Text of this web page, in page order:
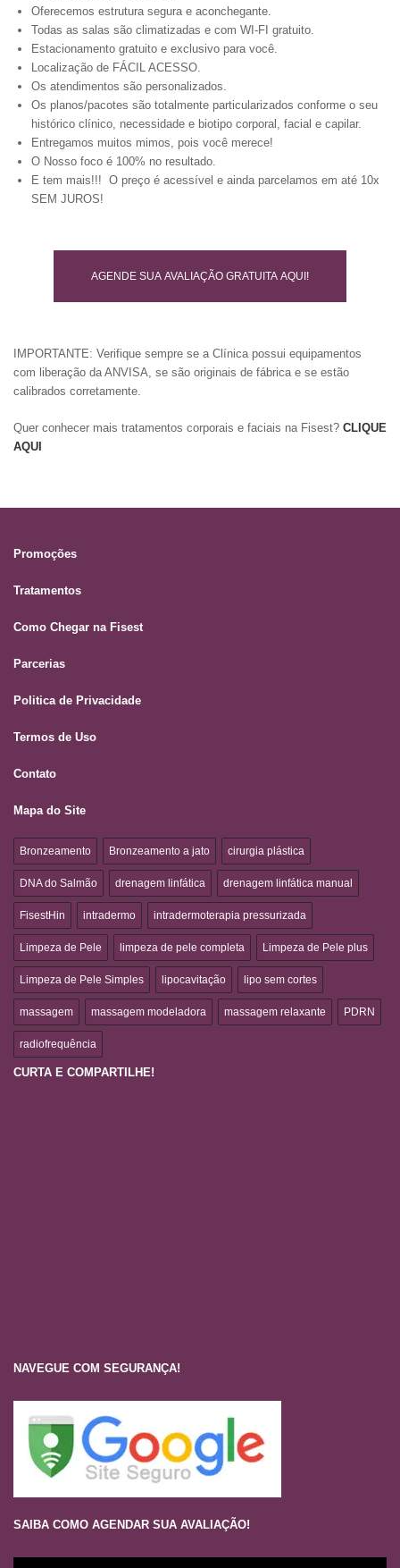
Oferecemos estrutura segura e aconchegante.
Todas as salas são climatizadas e com WI-FI gratuito.
Estacionamento gratuito e exclusivo para você.
Localização de FÁCIL ACESSO.
Os atendimentos são personalizados.
Os planos/pacotes são totalmente particularizados conforme o seu
histórico clínico, necessidade e biotipo corporal, facial e capilar.
Entregamos muitos mimos, pois você merece!
O Nosso foco é 100% no resultado.
E tem mais!!! O preço é acessível e ainda parcelamos em até 10x
SEM JUROS!
AGENDE SUA AVALIAÇÃO GRATUITA AQUI!
IMPORTANTE: Verifique sempre se a Clínica possui equipamentos
com liberação da ANVISA, se são originais de fábrica e se estão
calibrados corretamente.
Quer conhecer mais tratamentos corporais e faciais na Fisest? CLIQUE
AQUI
Promoções
Tratamentos
Como Chegar na Fisest
Parcerias
Politica de Privacidade
Termos de Uso
Contato
Mapa do Site
Bronzeamento Bronzeamento a jato cirurgia plástica
DNA do Salmão drenagem linfática drenagem linfática manual
FisestHin intradermo intradermoterapia pressurizada
Limpeza de Pele limpeza de pele completa Limpeza de Pele plus
Limpeza de Pele Simples lipocavitação lipo sem cortes
massagem massagem modeladora massagem relaxante PDRN
radiofrequência
CURTA E COMPARTILHE!
NAVEGUE COM SEGURANÇA!
SAIBA COMO AGENDAR SUA AVALIAÇÃO!